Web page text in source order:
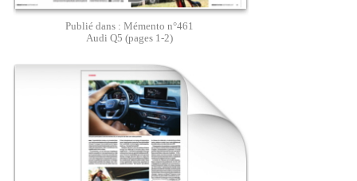
Publié dans : Mémento n°461
Audi Q5 (pages 1-2)